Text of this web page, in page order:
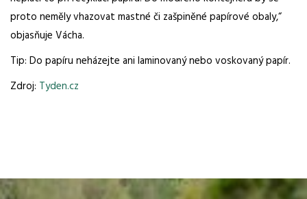
proto neměly vhazovat mastné či zašpiněné papírové obaly,“
objasňuje Vácha.
Tip: Do papíru neházejte ani laminovaný nebo voskovaný papír.
Zdroj: Tyden.cz